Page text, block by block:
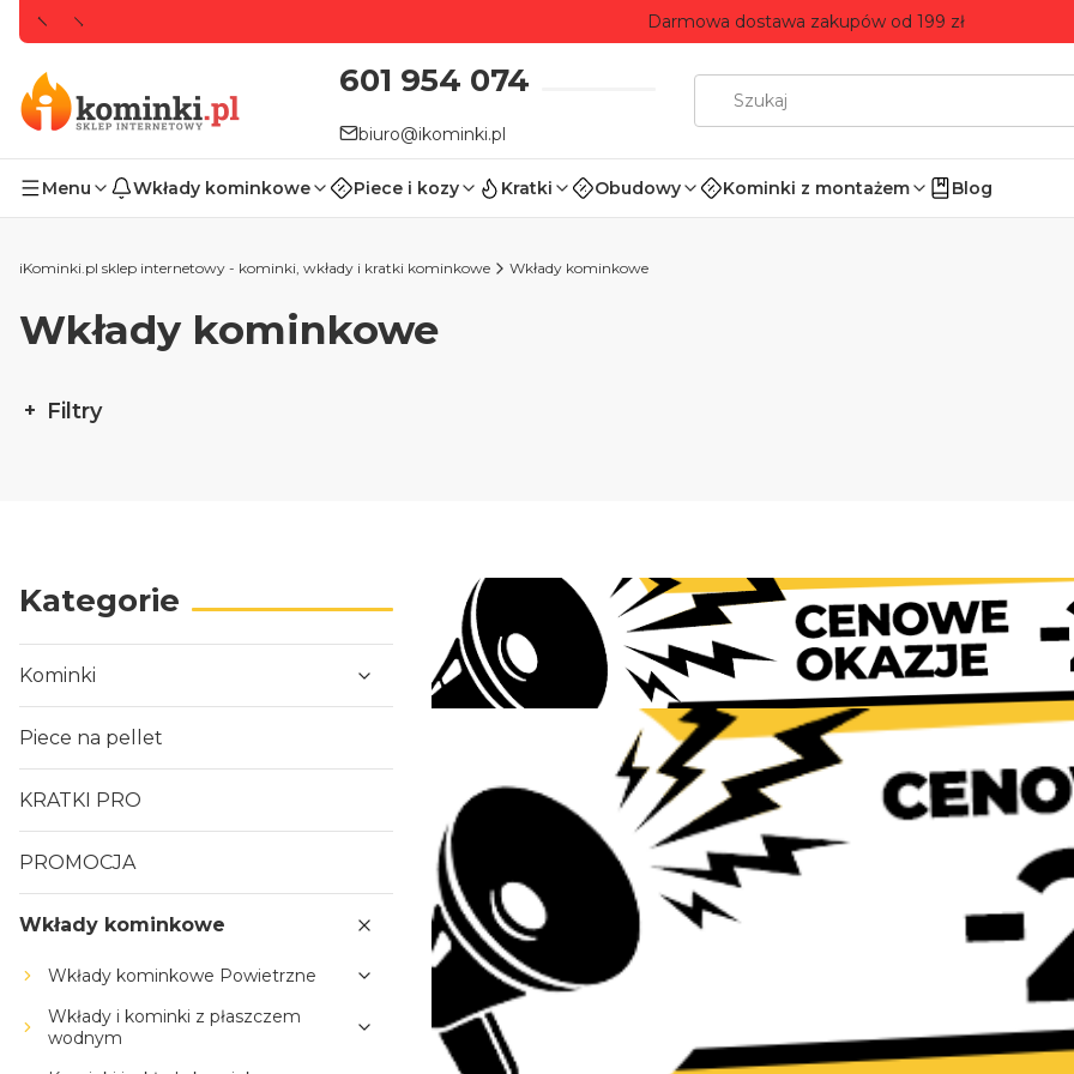
Darmowa dostawa zakupów od 199 zł
601 954 074
biuro@ikominki.pl
Menu Wkłady kominkowe Piece i kozy Kratki Obudowy Kominki z montażem Blog
iKominki.pl sklep internetowy - kominki, wkłady i kratki kominkowe Wkłady kominkowe
Wkłady kominkowe
Filtry
Kategorie
Kominki
Piece na pellet
KRATKI PRO
PROMOCJA
Wkłady kominkowe
Wkłady kominkowe Powietrzne
Wkłady i kominki z płaszczem
wodnym